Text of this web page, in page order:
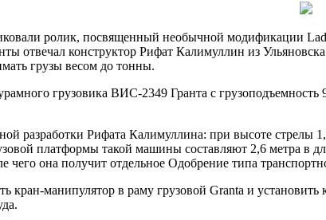
ролик, посвященный необычной модификации
отвечал конструктор Рифат Калимуллин из
грузы весом до тонны.
грузовика ВИС-2349 Гранта с
разработки Рифата Калимуллина: при высоте стрелы
платформы такой машины составляют 2,6 метра в
чего она получит отдельное Одобрение типа
кран-манипулятор в раму грузовой Granta и